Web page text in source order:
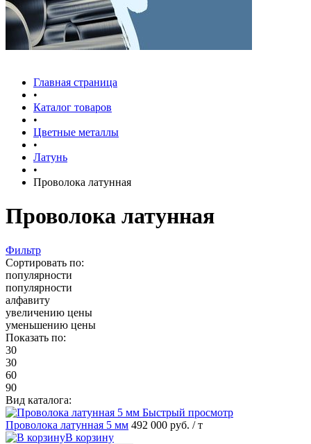
Главная страница
•
Каталог товаров
•
Цветные металлы
•
Латунь
•
Проволока латунная
Проволока латунная
Фильтр
Сортировать по:
популярности
популярности
алфавиту
увеличению цены
уменьшению цены
Показать по:
30
30
60
90
Вид каталога:
Быстрый просмотр
Проволока латунная 5 мм 492 000 руб. / т
В корзину